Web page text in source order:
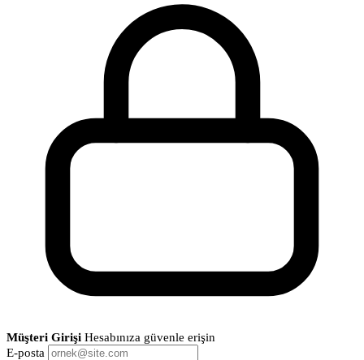
Müşteri Girişi Hesabınıza güvenle erişin
E-posta